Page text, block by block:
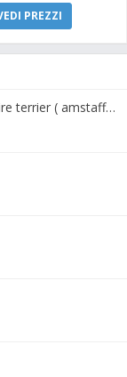
PREZZI
Gruppo American staffordshire terrier ( amstaff, amastaff )